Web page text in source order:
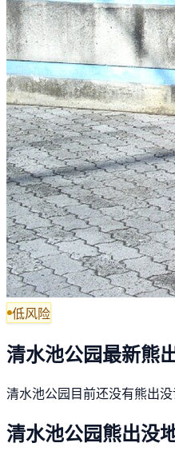
低风险
清水池公园最新熊
清水池公园目前还没有熊出没
清水池公园熊出没